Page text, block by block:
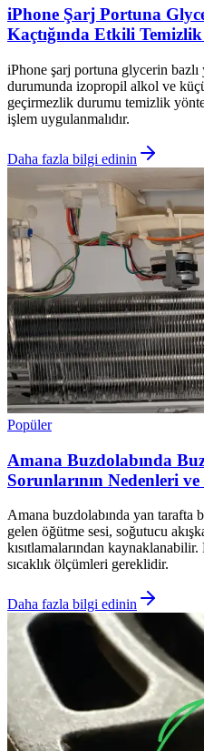
iPhone Şarj Portuna
Kaçtığında Etkili
iPhone şarj portuna glycerin bazlı
durumunda izopropil alkol ve
geçirmezlik durumu temizlik
işlem uygulanmalıdır.
Daha fazla bilgi edinin
Popüler
Amana Buzdolabında
Sorunlarının Nedenleri
Amana buzdolabında yan tarafta
gelen öğütme sesi, soğutucu
kısıtlamalarından
sıcaklık ölçümleri gereklidir.
Daha fazla bilgi edinin